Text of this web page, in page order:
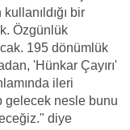
bir
Özgünlük
195 dönümlük
'Hünkar Çayırı'
ileri
gelecek nesle bunu
diye